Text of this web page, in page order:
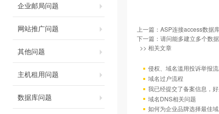
企业邮局问题
网站推广问题
其他问题
主机租用问题
数据库问题
上一篇： ASP连接access数据
下一篇： 请问能多建立多个数
>> 相关文章
侵权、域名滥用投诉举报
域名过户流程
我已经提交了备案信息，
域名DNS相关问题
如何为企业品牌选择最佳